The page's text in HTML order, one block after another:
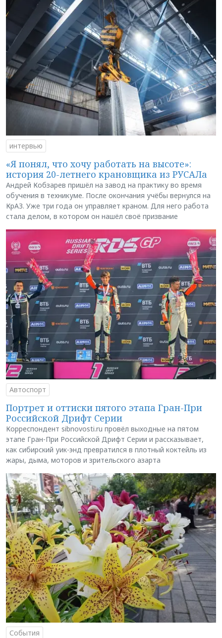
интервью
«Я понял, что хочу работать на высоте»:
история 20-летнего крановщика из РУСАЛа
Андрей Кобзарев пришёл на завод на практику во время
обучения в техникуме. После окончания учёбы вернулся на
КрАЗ. Уже три года он управляет краном. Для него работа
стала делом, в котором он нашёл своё призвание
Автоспорт
Портрет и оттиски пятого этапа Гран-При
Российской Дрифт Серии
Корреспондент sibnovosti.ru провёл выходные на пятом
этапе Гран-При Российской Дрифт Серии и рассказывает,
как сибирский уик-энд превратился в плотный коктейль из
жары, дыма, моторов и зрительского азарта
События